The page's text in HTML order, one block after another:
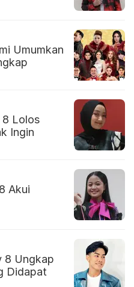
Umumkan
8 Lolos
Ingin
Akui
8 Ungkap
Didapat